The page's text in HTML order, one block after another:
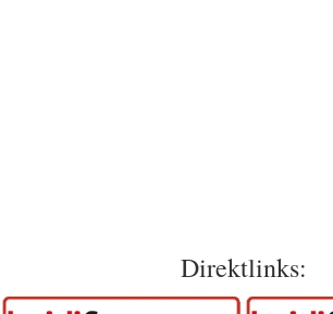
Direktlinks: